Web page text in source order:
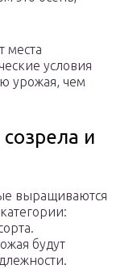
места
условия
урожая, чем
и
выращиваются
будут